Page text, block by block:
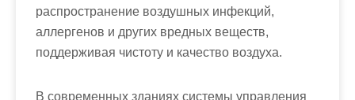
распространение воздушных инфекций,
аллергенов и других вредных веществ,
поддерживая чистоту и качество воздуха.
В современных зданиях системы управления